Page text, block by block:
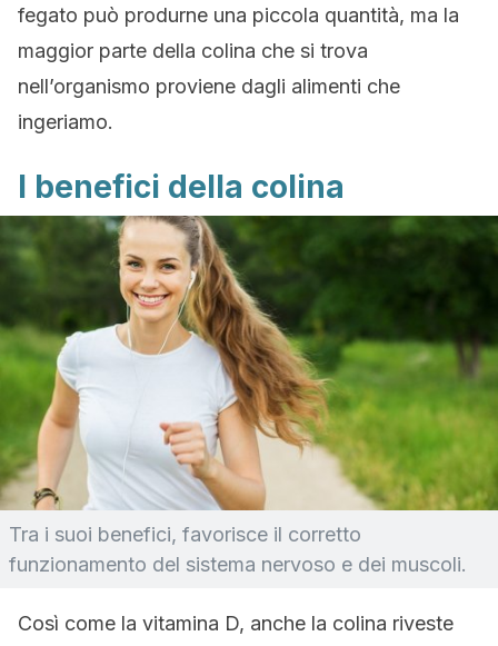
fegato può produrne una piccola quantità, ma la
maggior parte della colina che si trova
nell’organismo proviene dagli alimenti che
ingeriamo.
I benefici della colina
Tra i suoi benefici, favorisce il corretto
funzionamento del sistema nervoso e dei muscoli.
Così come la vitamina D, anche la colina riveste